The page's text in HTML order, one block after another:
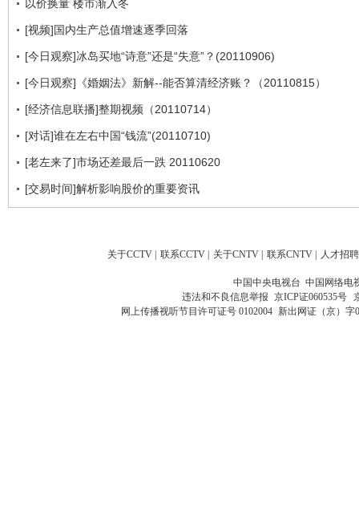
以价换量 楼市渐入冬
[视频]国内生产总值增速逐季回落
[今日观察]冰岛买地“诗意”还是“失意”？(20110906)
[今日观察]《婚姻法》新解--能否算清经济账？（20110815）
[经济信息联播]整期视频（20110714）
[对话]谁在左右中国“钱流”(20110710)
[老左来了]市场还差最后一跌 20110620
[交易时间]解析影响股价的重要资讯
关于CCTV | 联系CCTV | 关于CNTV | 联系CNTV | 人才招聘
中国中央电视台 中国网络电
违法和不良信息举报 京ICP证060535号
网上传播视听节目许可证号 0102004 新出网证（京）